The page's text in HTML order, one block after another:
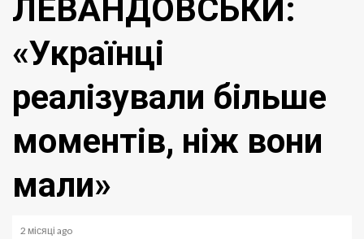
ЛЕВАНДОВСЬКИ:
«Українці
реалізували більше
моментів, ніж вони
мали»
2 місяці ago